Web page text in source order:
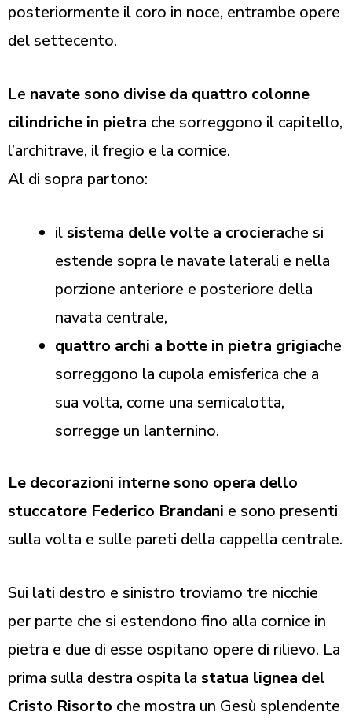
posteriormente il coro in noce, entrambe opere
del settecento.
Le navate sono divise da quattro colonne
cilindriche in pietra che sorreggono il capitello,
l’architrave, il fregio e la cornice.
Al di sopra partono:
ilsistema delle volte a crocierache si
estende sopra le navate laterali e nella
porzione anteriore e posteriore della
navata centrale,
quattro archi a botte in pietra grigiache
sorreggono la cupola emisferica che a
sua volta, come una semicalotta,
sorregge un lanternino.
Le decorazioni interne sono opera dello
stuccatore Federico Brandani e sono presenti
sulla volta e sulle pareti della cappella centrale.
Sui lati destro e sinistro troviamo tre nicchie
per parte che si estendono fino alla cornice in
pietra e due di esse ospitano opere di rilievo. La
prima sulla destra ospita la statua lignea del
Cristo Risorto che mostra un Gesù splendente